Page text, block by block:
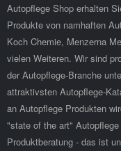
Autopflege Shop erhalten
Produkte von namhaften
Koch Chemie, Menzerna
vielen Weiteren. Wir sind
der Autopflege-Branche
attraktivsten Autopflege-
an Autopflege Produkten
"state of the art"
Produktberatung - das ist